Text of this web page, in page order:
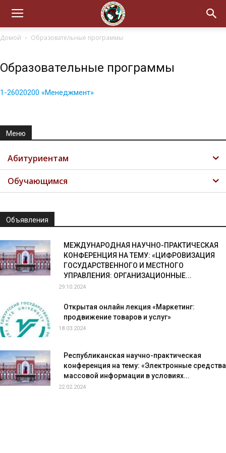
Домой Образовательные программы
Образовательные программы
1-26020200 «Менеджмент»
Меню
Абитуриентам
Обучающимся
Объявления
МЕЖДУНАРОДНАЯ НАУЧНО-ПРАКТИЧЕСКАЯ
КОНФЕРЕНЦИЯ НА ТЕМУ: «ЦИФРОВИЗАЦИЯ
ГОСУДАРСТВЕННОГО И МЕСТНОГО
УПРАВЛЕНИЯ: ОРГАНИЗАЦИОННЫЕ...
29.10.2024
Открытая онлайн лекция «Маркетинг:
продвижение товаров и услуг»
18.03.2024
Республиканская научно-практическая
конференция на тему: «Электронные средства
массовой информации в условиях...
22.02.2024